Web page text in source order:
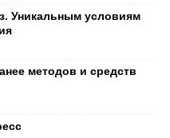
Уникальным условиям
методов и средств